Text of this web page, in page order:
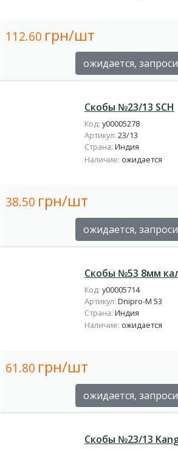
112.60 грн/шт
ожидается,
Скобы №23/13 SCH
Код: у00005278
Артикул: 23/13
Страна: Индия
Наличие: ожидается
38.50 грн/шт
ожидается,
Скобы №53 8мм
Код: у00005714
Артикул: Dnipro-M 53
Страна: Индия
Наличие: ожидается
61.80 грн/шт
ожидается,
Скобы №23/13